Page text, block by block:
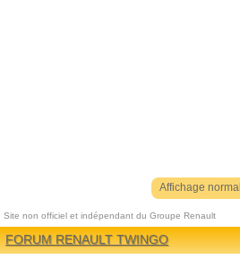
Affichage normal
Site non officiel et indépendant du Groupe Renault
Référenceur| phpBB |Référencement|Contact
FORUM RENAULT TWINGO